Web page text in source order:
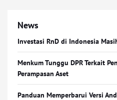
News
Investasi RnD di Indonesia
Menkum Tunggu DPR Terkait
Perampasan Aset
Panduan Memperbarui Versi